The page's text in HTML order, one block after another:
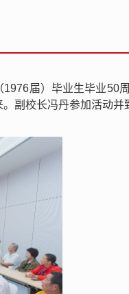
届）毕业生毕业50
副校长冯丹参加活动并